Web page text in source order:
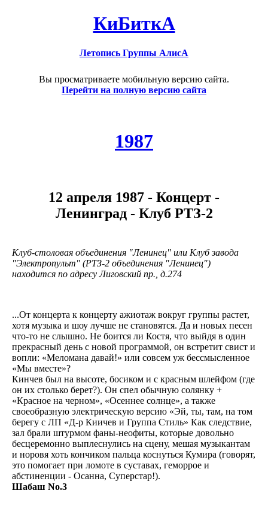
КиБиткА
Летопись Группы АлисА
Вы просматриваете мобильную версию сайта.
Перейти на полную версию сайта
1987
12 апреля 1987 - Концерт -
Ленинград - Клуб РТЗ-2
Клуб-столовая объединения "Ленинец" или Клуб завода
"Электропульт" (РТЗ-2 объединения "Ленинец")
находится по адресу Лиговский пр., д.274
...От концерта к концерту ажиотаж вокруг группы растет,
хотя музыка и шоу лучше не становятся. Да и новых песен
что-то не слышно. Не боится ли Костя, что выйдя в один
прекрасный день с новой программой, он встретит свист и
вопли: «Меломана давай!» или совсем уж бессмысленное
«Мы вместе»?
Кинчев был на высоте, босиком и с красным шлейфом (где
он их столько берет?). Он спел обычную солянку +
«Красное на черном», «Осеннее солнце», а также
своеобразную электрическую версию «Эй, ты, там, на том
берегу с ЛП «Д-р Киичев и Группа Стиль» Как следствие,
зал брали штурмом фаны-неофиты, которые довольно
бесцеремонно выплеснулись на сцену, мешая музыкантам
и норовя хоть кончиком пальца коснуться Кумира (говорят,
это помогает при ломоте в суставах, геморрое и
абстиненции - Осанна, Суперстар!).
Шабаш No.3